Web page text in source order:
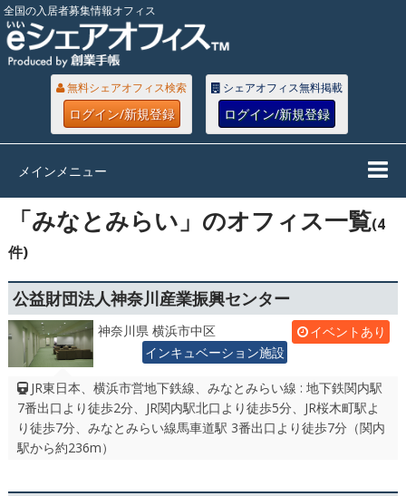
全国の入居者募集情報オフィス
無料シェアオフィス検索
ログイン/新規登録
シェアオフィス無料掲載
ログイン/新規登録
メインメニュー
「みなとみらい」のオフィス一覧(4
件)
公益財団法人神奈川産業振興センター
神奈川県 横浜市中区
イベントあり
インキュベーション施設
JR東日本、横浜市営地下鉄線、みなとみらい線 : 地下鉄関内駅
7番出口より徒歩2分、JR関内駅北口より徒歩5分、JR桜木町駅よ
り徒歩7分、みなとみらい線馬車道駅 3番出口より徒歩7分（関内
駅から約236m）